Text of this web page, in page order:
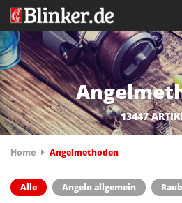
13447
Home Angelmethoden
Alle Angeln allgemein